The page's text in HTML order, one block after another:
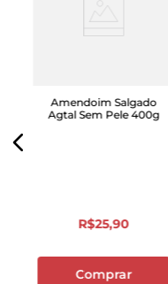
Amendoim Salgado
Agtal Sem Pele 400g
R$25,90
Comprar